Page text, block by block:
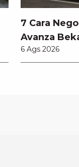
7 Cara
Avanza
Teknik Jitu
6 Ags 2026